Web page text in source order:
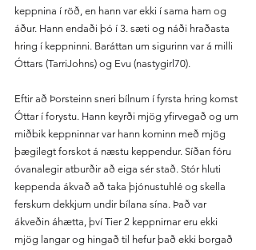
keppnina í röð, en hann var ekki í sama ham og
áður. Hann endaði þó í 3. sæti og náði hraðasta
hring í keppninni. Baráttan um sigurinn var á milli
Óttars (TarriJohns) og Evu (nastygirl70).
Eftir að Þorsteinn sneri bílnum í fyrsta hring komst
Óttar í forystu. Hann keyrði mjög yfirvegað og um
miðbik keppninnar var hann kominn með mjög
þægilegt forskot á næstu keppendur. Síðan fóru
óvanalegir atburðir að eiga sér stað. Stór hluti
keppenda ákvað að taka þjónustuhlé og skella
ferskum dekkjum undir bílana sína. Það var
ákveðin áhætta, því Tier 2 keppnirnar eru ekki
mjög langar og hingað til hefur það ekki borgað